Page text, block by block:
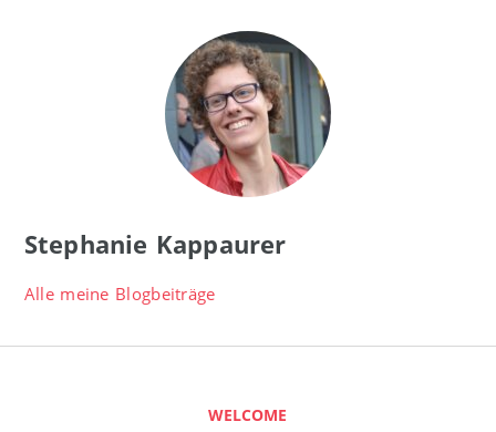
Stephanie Kappaurer
Alle meine Blogbeiträge
WELCOME